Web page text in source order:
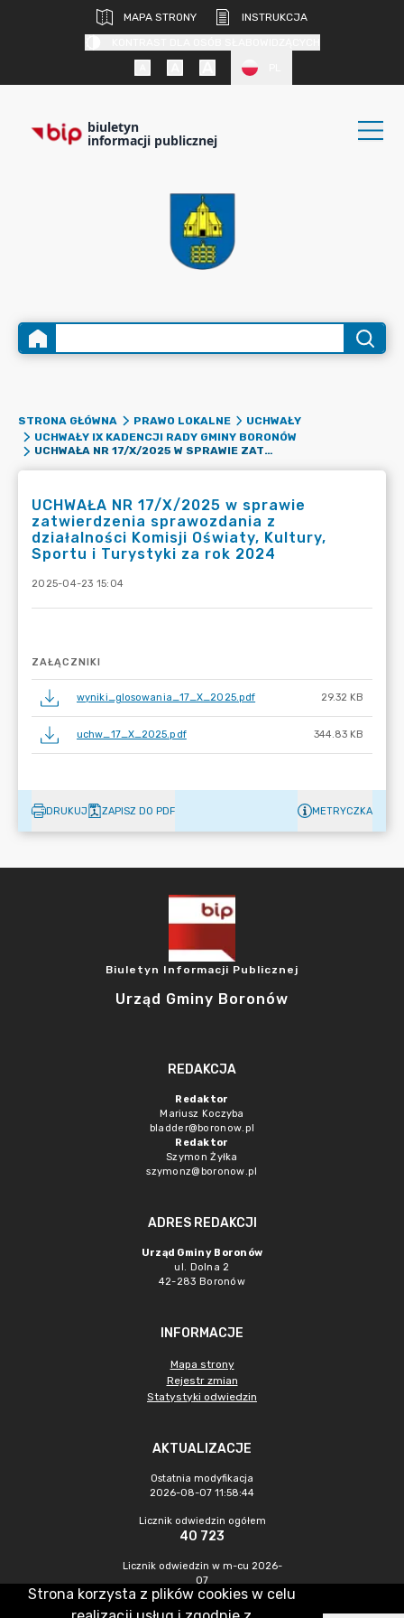
MAPA STRONY
INSTRUKCJA
biuletyn
informacji publicznej
STRONA GŁÓWNA PRAWO LOKALNE
UCHWAŁY
UCHWAŁY IX KADENCJI RADY GMINY BORONÓW
UCHWAŁA NR 17/X/2025 W SPRAWIE ZATWIERDZENIA SPRAWOZDANIA Z DZIAŁALNOŚCI KOMISJI OŚWIATY, KULTURY, SPORTU I TURYSTYKI ZA ROK 2024
UCHWAŁA NR 17/X/2025 w sprawie
zatwierdzenia sprawozdania z
działalności Komisji Oświaty, Kultury,
Sportu i Turystyki za rok 2024
2025-04-23 15:04
ZAŁĄCZNIKI
wyniki_glosowania_17_X_2025.pdf 29.32 KB
uchw_17_X_2025.pdf 344.83 KB
DRUKUJ ZAPISZ DO PDF METRYCZKA
Biuletyn Informacji Publicznej
Urząd Gminy Boronów
REDAKCJA
Redaktor
Mariusz Koczyba
bladder@boronow.pl
Redaktor
Szymon Żyłka
szymonz@boronow.pl
ADRES REDAKCJI
Urząd Gminy Boronów
ul. Dolna 2
42-283 Boronów
INFORMACJE
Mapa strony
Rejestr zmian
Statystyki odwiedzin
AKTUALIZACJE
Ostatnia modyfikacja
2026-08-07 11:58:44
Licznik odwiedzin ogółem
40 723
Licznik odwiedzin w m-cu 2026-
07
360
Strona korzysta z plików cookies w celu